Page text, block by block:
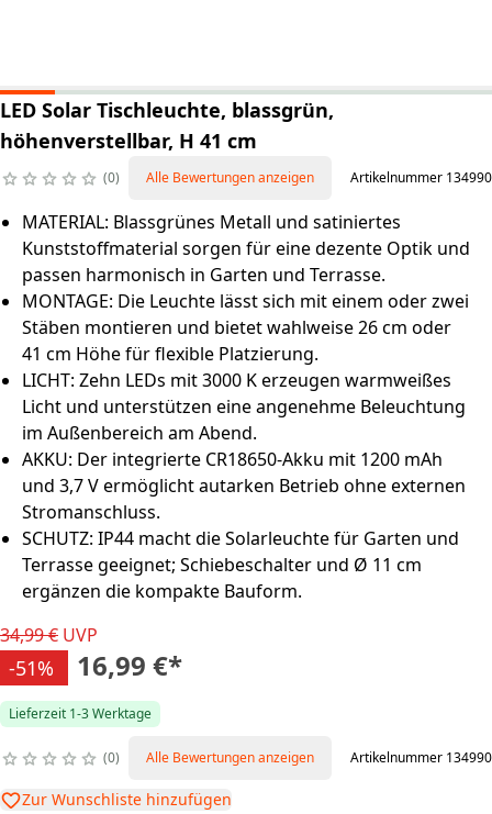
LED Solar Tischleuchte, blassgrün,
höhenverstellbar, H 41 cm
0 Alle Bewertungen anzeigen Artikelnummer 134990
MATERIAL: Blassgrünes Metall und satiniertes
Kunststoffmaterial sorgen für eine dezente Optik und
passen harmonisch in Garten und Terrasse.
MONTAGE: Die Leuchte lässt sich mit einem oder zwei
Stäben montieren und bietet wahlweise 26 cm oder
41 cm Höhe für flexible Platzierung.
LICHT: Zehn LEDs mit 3000 K erzeugen warmweißes
Licht und unterstützen eine angenehme Beleuchtung
im Außenbereich am Abend.
AKKU: Der integrierte CR18650-Akku mit 1200 mAh
und 3,7 V ermöglicht autarken Betrieb ohne externen
Stromanschluss.
SCHUTZ: IP44 macht die Solarleuchte für Garten und
Terrasse geeignet; Schiebeschalter und Ø 11 cm
ergänzen die kompakte Bauform.
34,99 € UVP
-51% 16,99 €*
Lieferzeit 1-3 Werktage
0 Alle Bewertungen anzeigen Artikelnummer 134990
Zur Wunschliste hinzufügen